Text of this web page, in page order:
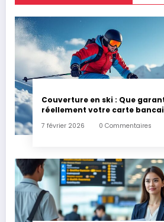
Couverture en ski : Que
réellement votre carte
7 février 2026 0 Commentaires